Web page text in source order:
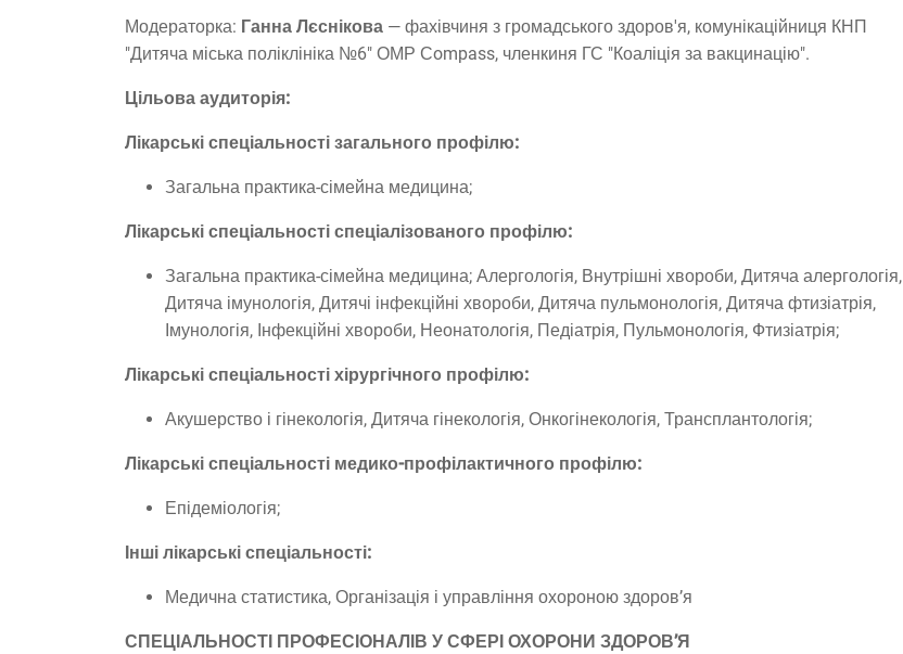
Модераторка: Ганна Лєснікова — фахівчиня з громадського здоров'я, комунікаційниця КНП
"Дитяча міська поліклініка №6" ОМР Сompass, членкиня ГС "Коаліція за вакцинацію".
Цільова аудиторія:
Лікарські спеціальності загального профілю:
Загальна практика-сімейна медицина;
Лікарські спеціальності спеціалізованого профілю:
Загальна практика-сімейна медицина; Алергологія, Внутрішні хвороби, Дитяча алергологія,
Дитяча імунологія, Дитячі інфекційні хвороби, Дитяча пульмонологія, Дитяча фтизіатрія,
Імунологія, Інфекційні хвороби, Неонатологія, Педіатрія, Пульмонологія, Фтизіатрія;
Лікарські спеціальності хірургічного профілю:
Акушерство і гінекологія, Дитяча гінекологія, Онкогінекологія, Трансплантологія;
Лікарські спеціальності медико-профілактичного профілю:
Епідеміологія;
Інші лікарські спеціальності:
Медична статистика, Організація і управління охороною здоров’я
СПЕЦІАЛЬНОСТІ ПРОФЕСІОНАЛІВ У СФЕРІ ОХОРОНИ ЗДОРОВ’Я